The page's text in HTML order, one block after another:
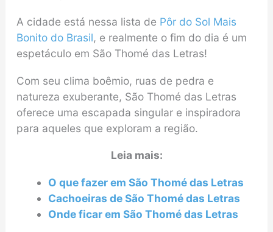
A cidade está nessa lista de Pôr do Sol Mais
Bonito do Brasil, e realmente o fim do dia é um
espetáculo em São Thomé das Letras!
Com seu clima boêmio, ruas de pedra e
natureza exuberante, São Thomé das Letras
oferece uma escapada singular e inspiradora
para aqueles que exploram a região.
Leia mais:
O que fazer em São Thomé das Letras
Cachoeiras de São Thomé das Letras
Onde ficar em São Thomé das Letras